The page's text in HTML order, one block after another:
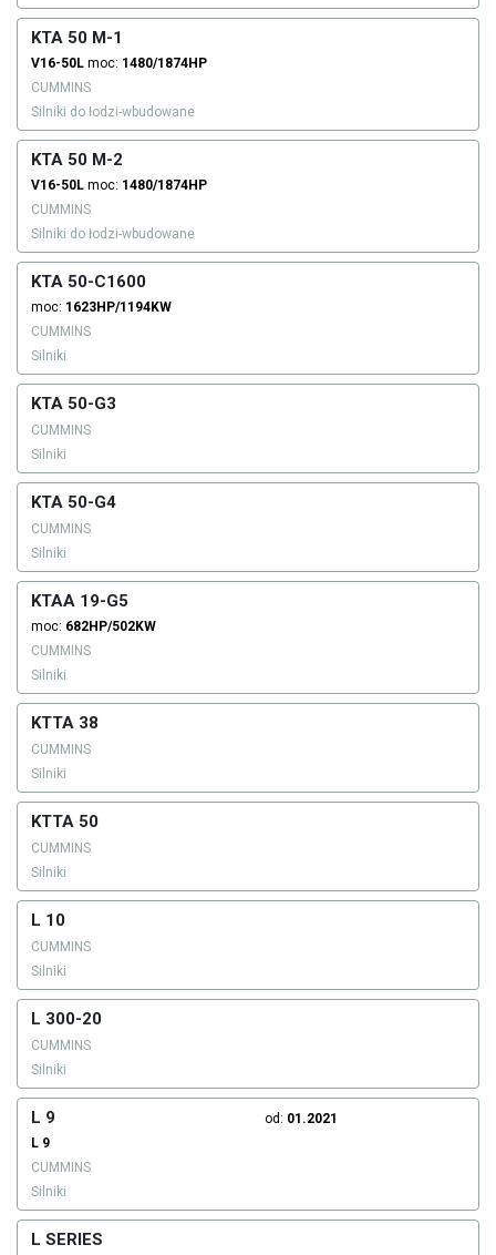
KTA 50 M-1
V16-50L moc: 1480/1874HP
CUMMINS
Silniki do łodzi-wbudowane
KTA 50 M-2
V16-50L moc: 1480/1874HP
CUMMINS
Silniki do łodzi-wbudowane
KTA 50-C1600
moc: 1623HP/1194KW
CUMMINS
Silniki
KTA 50-G3
CUMMINS
Silniki
KTA 50-G4
CUMMINS
Silniki
KTAA 19-G5
moc: 682HP/502KW
CUMMINS
Silniki
KTTA 38
CUMMINS
Silniki
KTTA 50
CUMMINS
Silniki
L 10
CUMMINS
Silniki
L 300-20
CUMMINS
Silniki
L 9 od: 01.2021
L 9
CUMMINS
Silniki
L SERIES